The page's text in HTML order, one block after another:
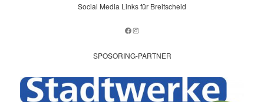
Social Media Links für Breitscheid
Facebook
Instagram
SPOSORING-PARTNER